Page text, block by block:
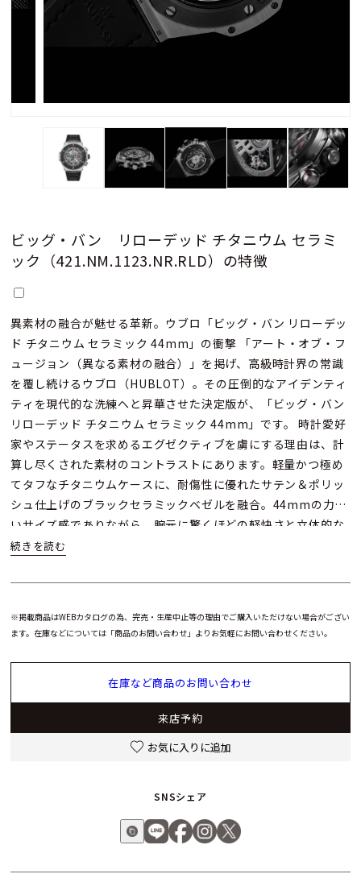
ビッグ・バン リローデッド チタニウム セラミ
ック（421.NM.1123.NR.RLD）の特徴
異素材の融合が魅せる革新。ウブロ「ビッグ・バン リローデッ
ド チタニウム セラミック 44mm」の衝撃 「アート・オブ・フ
ュージョン（異なる素材の融合）」を掲げ、高級時計界の常識
を覆し続けるウブロ（HUBLOT）。その圧倒的なアイデンティ
ティを現代的な洗練へと昇華させた決定版が、「ビッグ・バン
リローデッド チタニウム セラミック 44mm」です。 時計愛好
家やステータスを求めるエグゼクティブを虜にする理由は、計
算し尽くされた素材のコントラストにあります。軽量かつ極め
てタフなチタニウムケースに、耐傷性に優れたサテン＆ポリッ
シュ仕上げのブラックセラミックベゼルを融合。44mmの力強
いサイズ感でありながら、腕元に驚くほどの軽快さと立体的な
美しさをもたらします。 文字盤から覗く心臓部には、ウブロ自
（Unico）」ムーブメントを搭載。約72時間のロングパワーリ
とができます。 独自のワンクリックシステムにより、ストラッ
「ビッグ・バン」は、ファーストウブロとしても、一生モノの
相棒としても間違いのない至高のタイムピースです。
※掲載商品はWEBカタログの為、完売・生産中止等の理由でご購入いただけない場合がござい
ます。在庫などについては「商品のお問い合わせ」よりお気軽にお問い合わせください。
在庫など商品のお問い合わせ
来店予約
お気に入りに追加
SNSシェア